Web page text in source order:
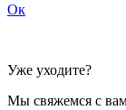
Ок
Уже уходите?
Мы свяжемся с